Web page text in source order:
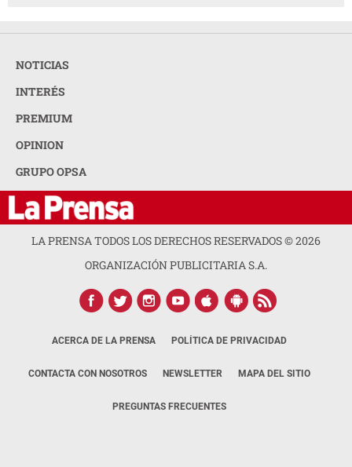
NOTICIAS
INTERÉS
PREMIUM
OPINION
GRUPO OPSA
LA PRENSA TODOS LOS DERECHOS RESERVADOS ©2026
ORGANIZACIÓN PUBLICITARIA S.A.
ACERCA DE LA PRENSA POLÍTICA DE PRIVACIDAD
CONTACTA CON NOSOTROS NEWSLETTER MAPA DEL SITIO
PREGUNTAS FRECUENTES